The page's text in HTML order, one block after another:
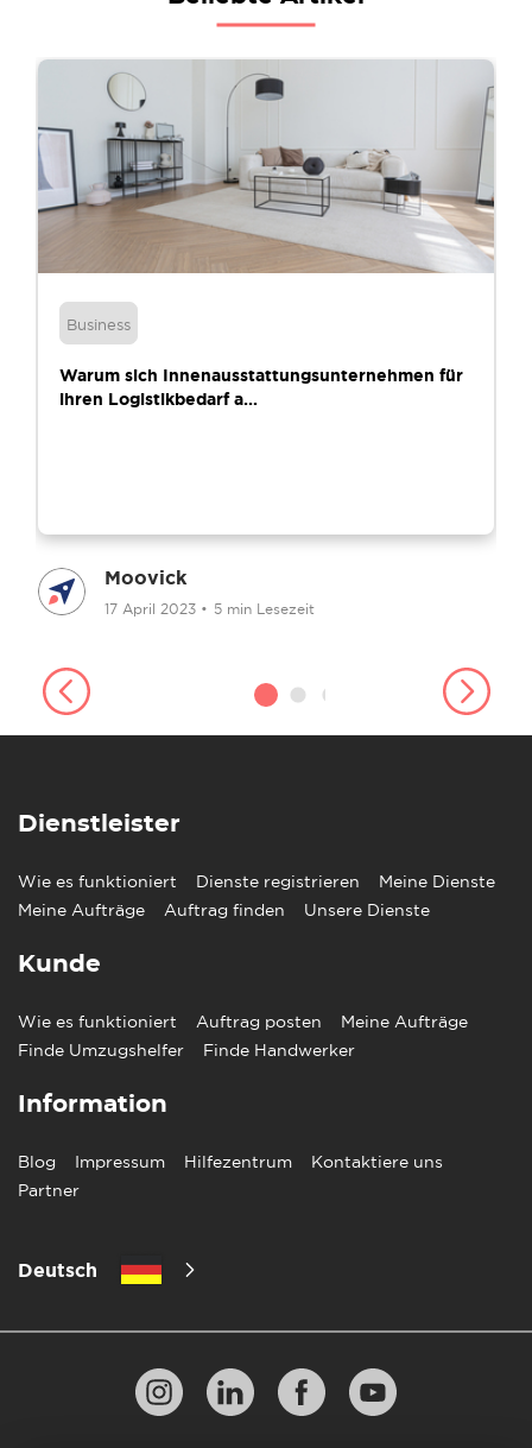
Business
Warum sich Innenausstattungsunternehmen für
ihren Logistikbedarf a...
Moovick
17 April 2023 • 5 min Lesezeit
Dienstleister
Wie es funktioniert Dienste registrieren
Meine Dienste
Meine Aufträge
Auftrag finden Unsere Dienste
Kunde
Wie es funktioniert Auftrag posten
Meine Aufträge
Finde Umzugshelfer
Finde Handwerker
Information
Blog Impressum Hilfezentrum
Kontaktiere uns
Partner
Deutsch